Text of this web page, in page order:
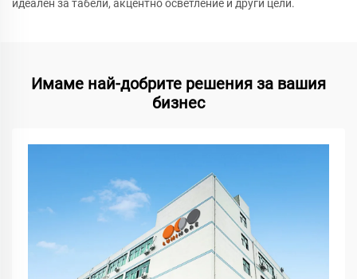
идеален за табели, акцентно осветление и други цели.
Имаме най-добрите решения за вашия
бизнес